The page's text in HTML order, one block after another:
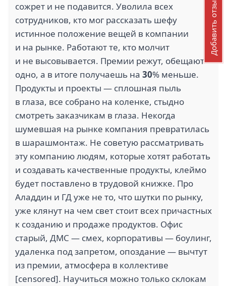
сожрет и не подавится. Уволила всех
сотрудников, кто мог рассказать шефу
истинное положение вещей в компании
и на рынке. Работают те, кто молчит
и не высовывается. Премии режут, обещают
одно, а в итоге получаешь на 30% меньше.
Продукты и проекты — сплошная пыль
в глаза, все собрано на коленке, стыдно
смотреть заказчикам в глаза. Некогда
шумевшая на рынке компания превратилась
в шарашмонтаж. Не советую рассматривать
эту компанию людям, которые хотят работать
и создавать качественные продукты, клеймо
будет поставлено в трудовой книжке. Про
Аладдин и ГД уже не то, что шутки по рынку,
уже клянут на чем свет стоит всех причастных
к созданию и продаже продуктов. Офис
старый, ДМС — смех, корпоративы — боулинг,
удаленка под запретом, опоздание — вычтут
из премии, атмосфера в коллективе
[censored]. Научиться можно только склокам
Добавить отзыв